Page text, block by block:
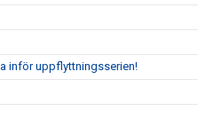
inför uppflyttningsserien!